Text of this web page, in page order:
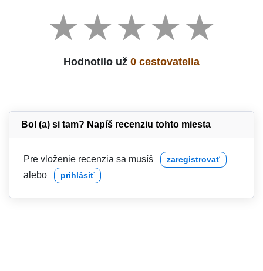
Hodnotilo už 0 cestovatelia
Bol (a) si tam? Napíš recenziu tohto miesta
Pre vloženie recenzia sa musíš zaregistrovať
alebo prihlásiť